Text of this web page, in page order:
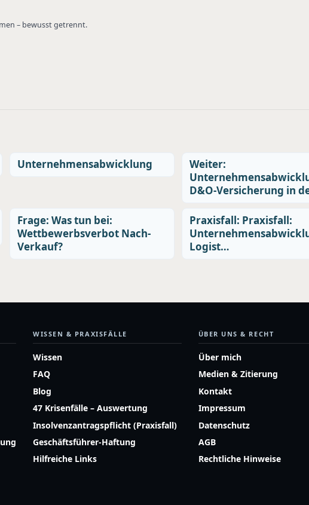
– bewusst getrennt.
Unternehmensabwicklung
Weiter:
D&O-Versicherung in
Frage: Was tun bei:
Wettbewerbsverbot Nach-
Verkauf?
Praxisfall: Praxisfall:
Logist…
WISSEN & PRAXISFÄLLE
Wissen
FAQ
Blog
47 Krisenfälle – Auswertung
Insolvenzantragspflicht (Praxisfall)
Geschäftsführer-Haftung
Hilfreiche Links
ÜBER UNS & RECHT
Über mich
Medien & Zitierung
Kontakt
Impressum
Datenschutz
AGB
Rechtliche Hinweise